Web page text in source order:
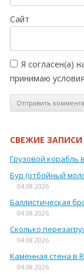
Сайт
Я согласен(а)
принимаю условия
СВЕЖИЕ ЗАПИСИ
Грузовой корабль
Бур (отбойный
04.08.2026
Баллистическая
04.08.2026
Сколько
04.08.2026
Каменная стена в
04.08.2026